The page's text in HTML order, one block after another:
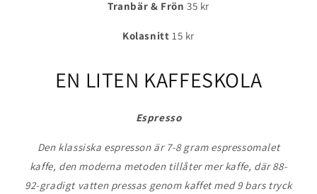
Tranbär & Frön 35 kr
Kolasnitt 15 kr
EN LITEN KAFFESKOLA
Espresso
Den klassiska espresson är 7-8 gram espressomalet
kaffe, den moderna metoden tillåter mer kaffe, där 88-
92-gradigt vatten pressas genom kaffet med 9 bars tryck